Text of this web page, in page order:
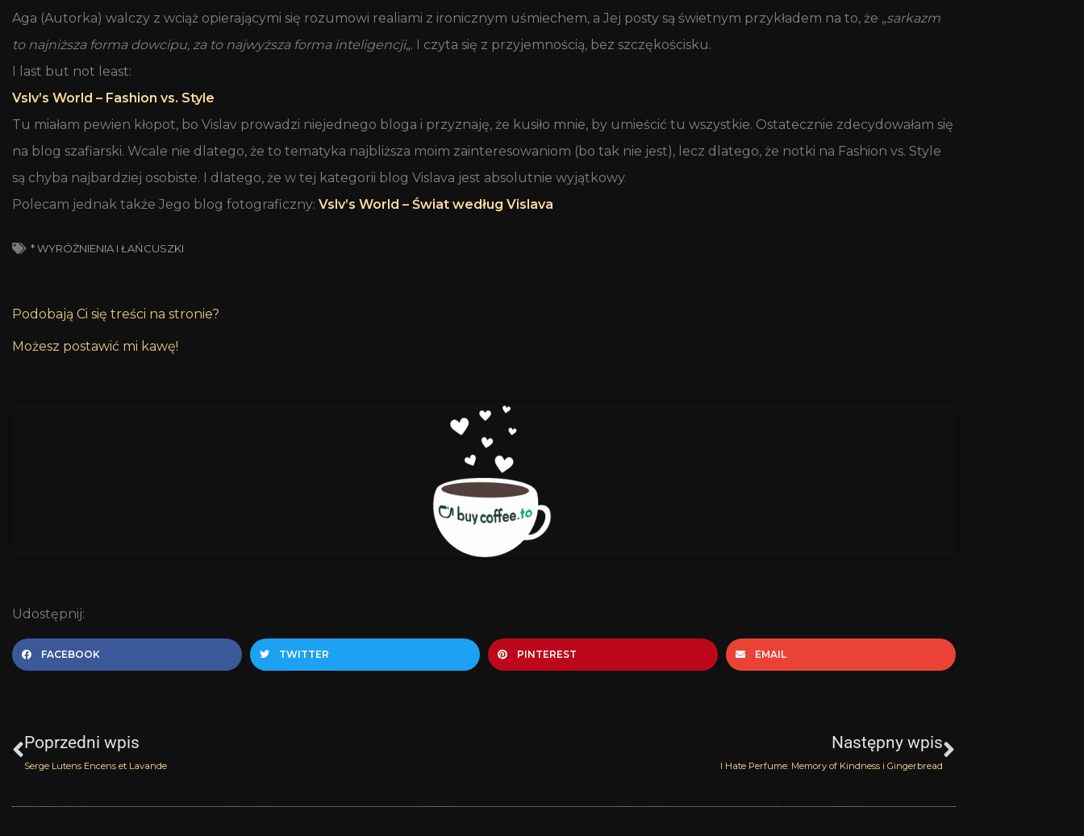
Aga (Autorka) walczy z wciąż opierającymi się rozumowi realiami z ironicznym uśmiechem, a Jej posty są świetnym przykładem na to, że „sarkazm
to najniższa forma dowcipu, za to najwyższa forma inteligencji„. I czyta się z przyjemnością, bez szczękościsku.
I last but not least:
Vslv’s World – Fashion vs. Style
Tu miałam pewien kłopot, bo Vislav prowadzi niejednego bloga i przyznaję, że kusiło mnie, by umieścić tu wszystkie. Ostatecznie zdecydowałam się
na blog szafiarski. Wcale nie dlatego, że to tematyka najbliższa moim zainteresowaniom (bo tak nie jest), lecz dlatego, że notki na Fashion vs. Style
są chyba najbardziej osobiste. I dlatego, że w tej kategorii blog Vislava jest absolutnie wyjątkowy.
Polecam jednak także Jego blog fotograficzny: Vslv’s World – Świat według Vislava
* WYRÓŻNIENIA I ŁAŃCUSZKI
Podobają Ci się treści na stronie?
Możesz postawić mi kawę!
Udostępnij:
FACEBOOK TWITTER PINTEREST EMAIL
Poprzedni wpis
Serge Lutens Encens et Lavande
Następny wpis
I Hate Perfume: Memory of Kindness i Gingerbread